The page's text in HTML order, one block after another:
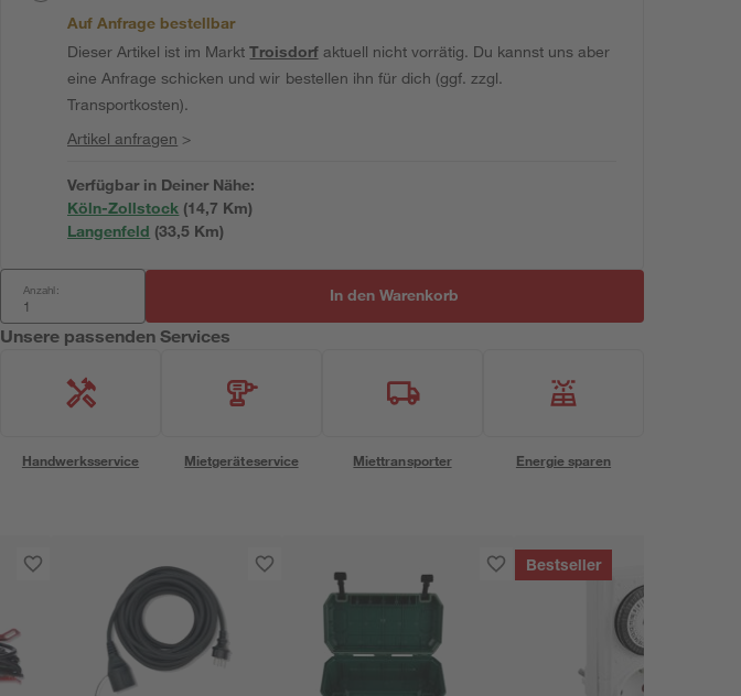
Auf Anfrage bestellbar
Dieser Artikel ist im MarktTroisdorfaktuell nicht vorrätig. Du kannst uns aber
eine Anfrage schicken und wir bestellen ihn für dich (ggf. zzgl.
Transportkosten).
Artikel anfragen >
Verfügbar in Deiner Nähe:
Köln-Zollstock (14,7 Km)
Langenfeld (33,5 Km)
Anzahl: In den Warenkorb
Unsere passenden Services
Handwerksservice Mietgeräteservice Miettransporter Energie sparen
Bestseller